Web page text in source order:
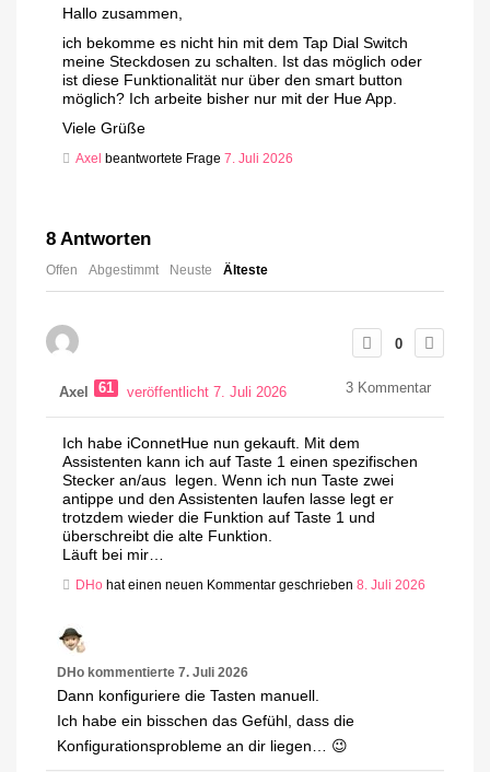
Hallo zusammen,
ich bekomme es nicht hin mit dem Tap Dial Switch
meine Steckdosen zu schalten. Ist das möglich oder
ist diese Funktionalität nur über den smart button
möglich? Ich arbeite bisher nur mit der Hue App.
Viele Grüße
Axel beantwortete Frage 7. Juli 2026
8 Antworten
Offen Abgestimmt Neuste Älteste
0
Axel 61 veröffentlicht 7. Juli 2026 3 Kommentar
Ich habe iConnetHue nun gekauft. Mit dem
Assistenten kann ich auf Taste 1 einen spezifischen
Stecker an/aus legen. Wenn ich nun Taste zwei
antippe und den Assistenten laufen lasse legt er
trotzdem wieder die Funktion auf Taste 1 und
überschreibt die alte Funktion.
Läuft bei mir…
DHo hat einen neuen Kommentar geschrieben 8. Juli 2026
DHo kommentierte 7. Juli 2026
Dann konfiguriere die Tasten manuell.
Ich habe ein bisschen das Gefühl, dass die
Konfigurationsprobleme an dir liegen… 😉